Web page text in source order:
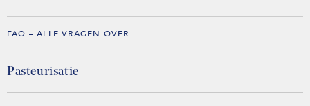
FAQ – ALLE VRAGEN OVER
Pasteurisatie